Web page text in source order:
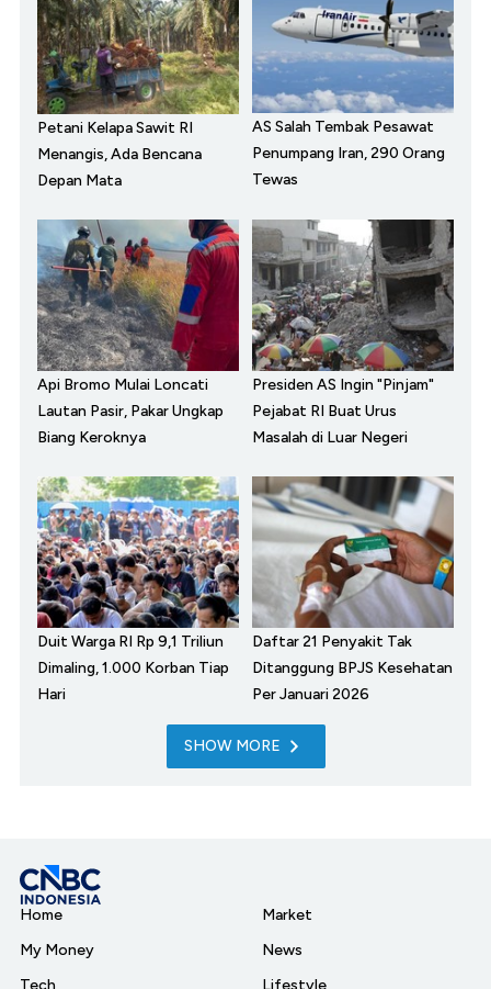
Petani Kelapa Sawit RI
Menangis, Ada Bencana
Depan Mata
AS Salah Tembak Pesawat
Penumpang Iran, 290 Orang
Tewas
Api Bromo Mulai Loncati
Lautan Pasir, Pakar Ungkap
Biang Keroknya
Presiden AS Ingin "Pinjam"
Pejabat RI Buat Urus
Masalah di Luar Negeri
Duit Warga RI Rp 9,1 Triliun
Dimaling, 1.000 Korban Tiap
Hari
Daftar 21 Penyakit Tak
Ditanggung BPJS Kesehatan
Per Januari 2026
SHOW MORE
Home
My Money
Tech
Market
News
Lifestyle